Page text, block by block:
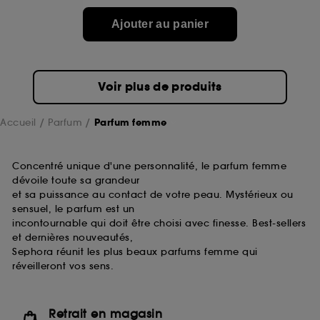
Ajouter au panier
Voir plus de produits
Accueil Parfum Parfum femme
Concentré unique d'une personnalité, le parfum femme
dévoile toute sa grandeur
et sa puissance au contact de votre peau. Mystérieux ou
sensuel, le parfum est un
incontournable qui doit être choisi avec finesse. Best-sellers
et dernières nouveautés,
Sephora réunit les plus beaux parfums femme qui
réveilleront vos sens.
Retrait en magasin
de ces cookies grâce au bouton "personnaliser mes
choix" ci-dessous ou décider de "tout accepter".
Sephora pourra associer les informations de
collectées ou générées lors de votre activité en ligne
ou en magasin. Pour refuser tous les cookies, cliques
sur "continuer sans accepter". Voous pouvez à tout
souhaitez obtenir plus d'information sur les cookies